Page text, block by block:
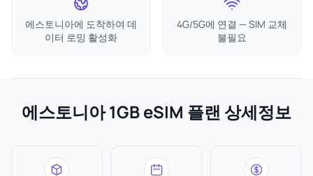
에스토니아에 도착하여 데
이터 로밍 활성화
4G/5G에 연결 — SIM 교체
불필요
에스토니아 1GB eSIM 플랜 상세정보